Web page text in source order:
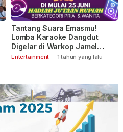
Entertainment - 1 tahun yang lalu
Tantang Suara Emasmu!
Lomba Karaoke Dangdut
Digelar di Warkop Jamel
Ganet